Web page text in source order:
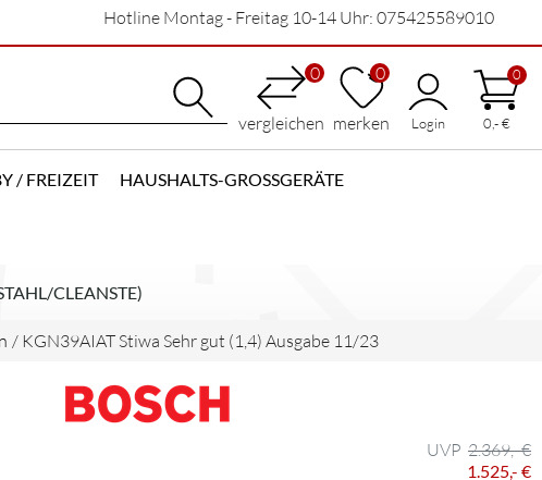
Hotline Montag - Freitag 10-14 Uhr: 075425589010
0
vergleichen
0
merken Login
0
0,- €
/ FREIZEIT HAUSHALTS-GROSSGERÄTE
CLEANSTE)
/ KGN39AIAT Stiwa Sehr gut (1,4) Ausgabe 11/23
2.369,- €
1.525,- €